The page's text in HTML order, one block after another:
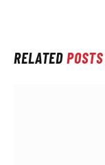
RELATEDPOSTS